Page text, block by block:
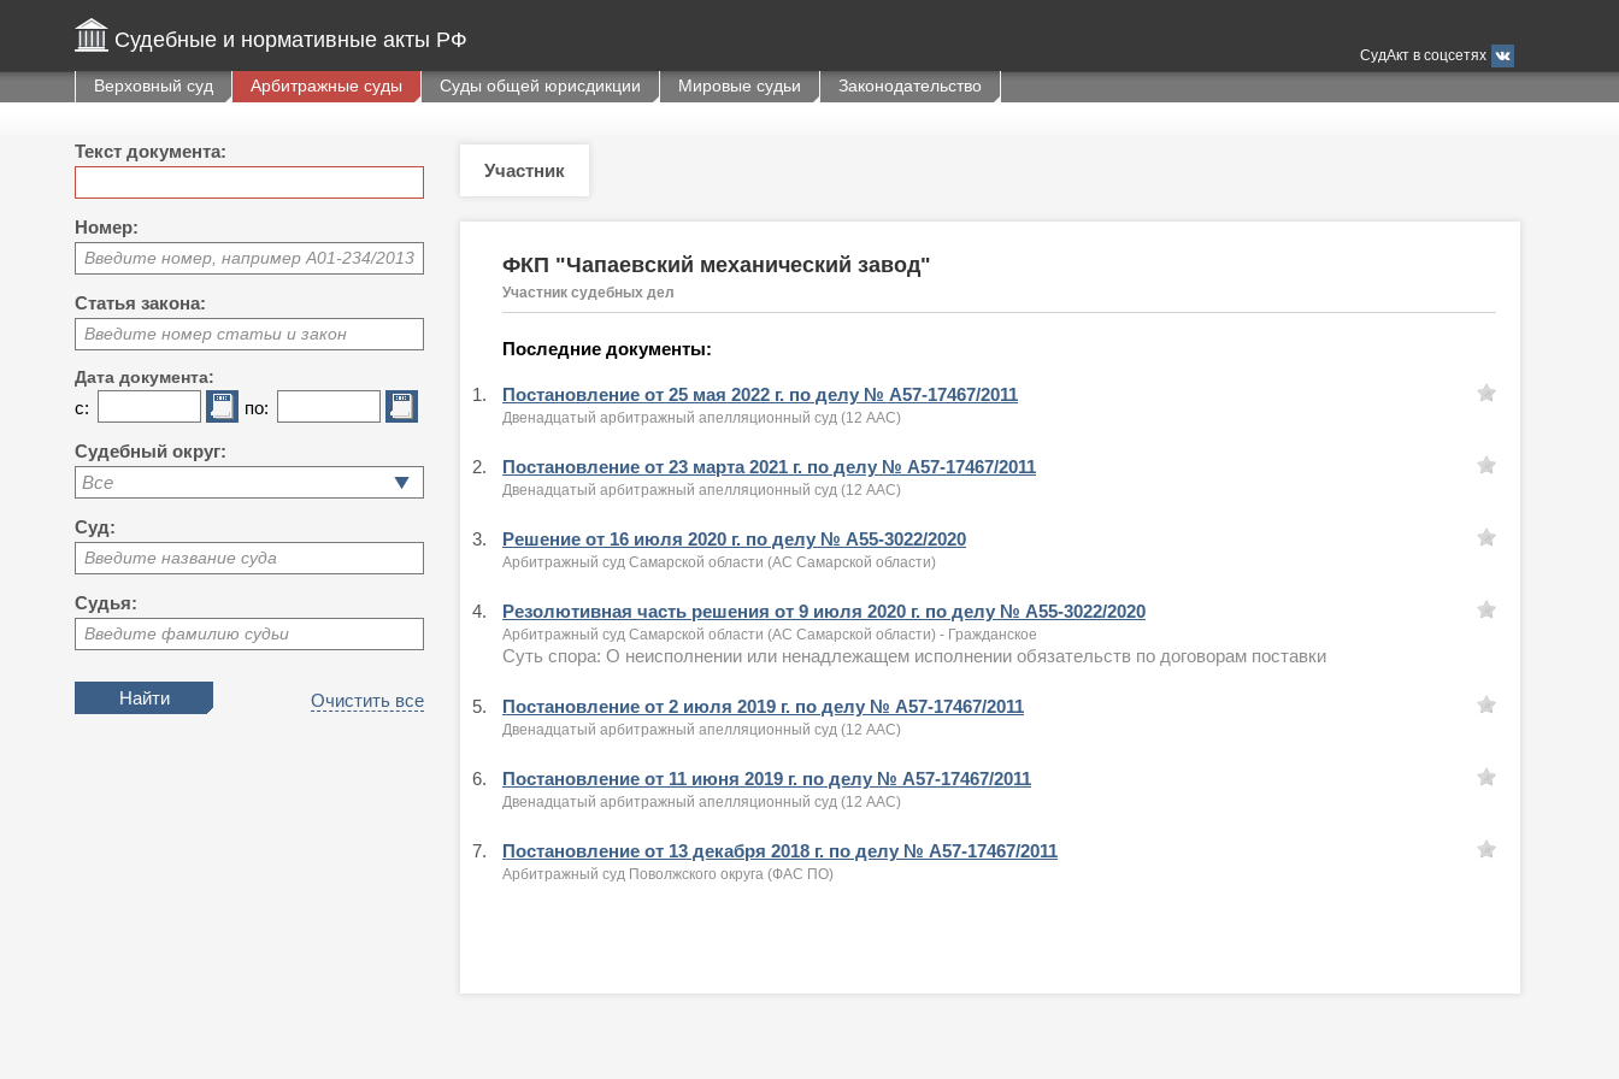
Судебные и нормативные акты РФ
СудАкт в соцсетях
Верховный суд Арбитражные суды Суды общей юрисдикции Мировые судьи Законодательство
Текст документа:
Номер:
Введите номер, например А01-234/2013
Статья закона:
Введите номер статьи и закон
Дата документа:
с: по:
Судебный округ:
Все
Суд:
Введите название суда
Судья:
Введите фамилию судьи
Очистить все
Участник
ФКП "Чапаевский механический завод"
Участник судебных дел
Последние документы:
1. Постановление от 25 мая 2022 г. по делу № А57-17467/2011
Двенадцатый арбитражный апелляционный суд (12 ААС)
2. Постановление от 23 марта 2021 г. по делу № А57-17467/2011
Двенадцатый арбитражный апелляционный суд (12 ААС)
3. Решение от 16 июля 2020 г. по делу № А55-3022/2020
Арбитражный суд Самарской области (АС Самарской области)
4. Резолютивная часть решения от 9 июля 2020 г. по делу № А55-3022/2020
Арбитражный суд Самарской области (АС Самарской области) - Гражданское
Суть спора: О неисполнении или ненадлежащем исполнении обязательств по договорам поставки
5. Постановление от 2 июля 2019 г. по делу № А57-17467/2011
Двенадцатый арбитражный апелляционный суд (12 ААС)
6. Постановление от 11 июня 2019 г. по делу № А57-17467/2011
Двенадцатый арбитражный апелляционный суд (12 ААС)
7. Постановление от 13 декабря 2018 г. по делу № А57-17467/2011
Арбитражный суд Поволжского округа (ФАС ПО)